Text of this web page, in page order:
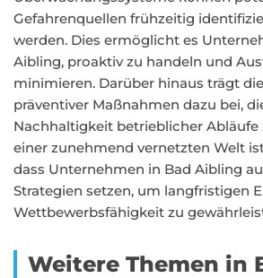
Gefahrenquellen frühzeitig
werden. Dies ermöglicht es
Aibling, proaktiv zu handeln und
minimieren. Darüber hinaus trägt
präventiver Maßnahmen dazu bei,
Nachhaltigkeit betrieblicher Abläufe
einer zunehmend vernetzten Welt
dass Unternehmen in Bad Aibling
Strategien setzen, um langfristigen
Wettbewerbsfähigkeit zu
Weitere Themen in